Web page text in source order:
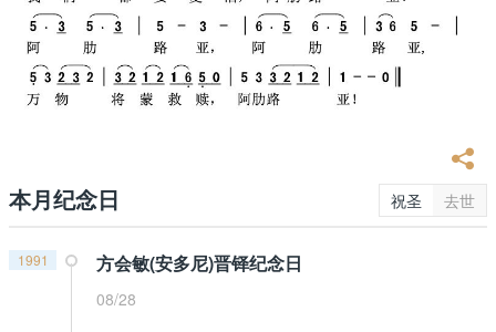
本月纪念日 祝圣 去世
1991 方会敏(安多尼)晋铎纪念日
08/28